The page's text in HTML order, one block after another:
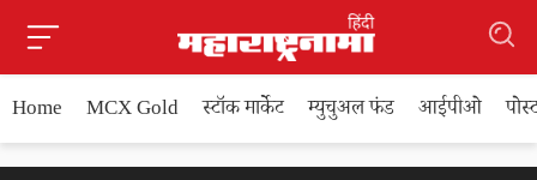
Home MCX Gold स्टॉक मार्केट म्युचुअल फंड आईपीओ